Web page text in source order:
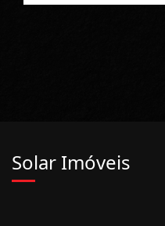
Solar Imóveis